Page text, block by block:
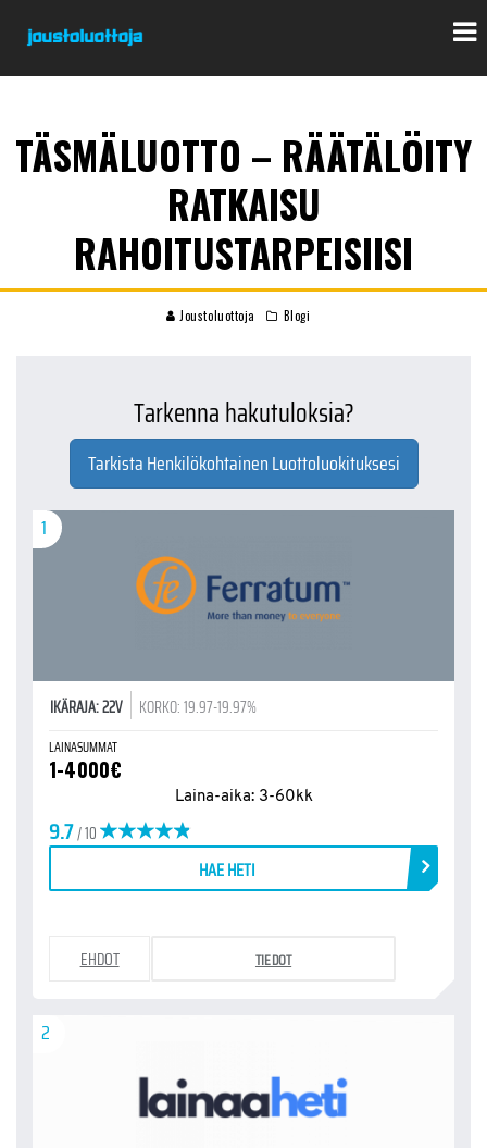
TÄSMÄLUOTTO – RÄÄTÄLÖITY
RATKAISU
RAHOITUSTARPEISIISI
Joustoluottoja Blogi
Tarkenna hakutuloksia?
Tarkista Henkilökohtainen Luottoluokituksesi
1
IKÄRAJA: 22V KORKO: 19.97-19.97%
LAINASUMMAT
1-4000€
Laina-aika: 3-60kk
9.7/ 10
EHDOT TIEDOT
HAE HETI
2